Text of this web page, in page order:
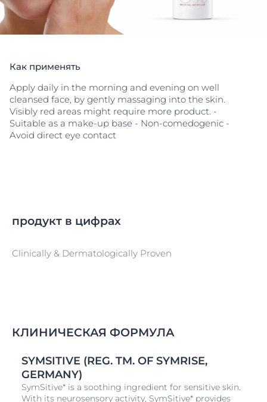
Упаковка с защитой от загрязнения
Все средства линий Eucerin UltraSENSITIVE и
AntiRedness выпускаются в асептичной упаковке с
предотвращающей окисление и попадание внутрь
бактерий и грибов. При разработке упаковки
учитывались три ключевые зоны: клапаны, их
соединения и дозатор. На клапанах установлены
герметичные фильтры, соединения укреплены для
обеспечения стерильности, а дозатор имеет
высокую функциональность.
Как применять
Apply daily in the morning and evening on well
cleansed face, by gently massaging into the skin.
Visibly red areas might require more product. -
Suitable as a make-up base - Non-comedogenic -
Avoid direct eye contact
продукт в цифрах
Clinically & Dermatologically Proven
КЛИНИЧЕСКАЯ ФОРМУЛА
SYMSITIVE (REG. TM. OF SYMRISE,
GERMANY)
SymSitive* is a soothing ingredient for sensitive skin.
With its neurosensory activity, SymSitive* provides